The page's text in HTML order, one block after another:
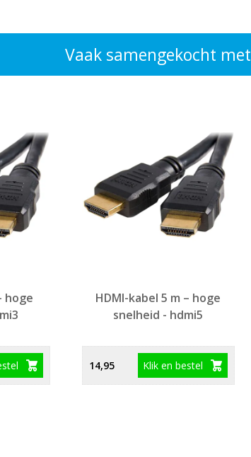
Vaak samengekocht met
hoge
HDMI-kabel 5 m – hoge
snelheid - hdmi5
14,95 Klik en bestel